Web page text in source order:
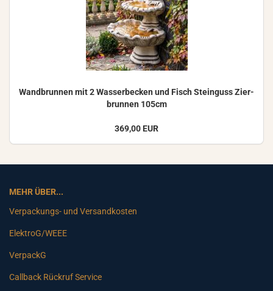
Wand­brun­nen mit 2 Was­ser­be­cken und Fisch Stein­guss Zier­
brun­nen 105cm
369,00 EUR
MEHR ÜBER...
Verpackungs- und Versandkosten
ElektroG/WEEE
VerpackG
Callback Rückruf Service